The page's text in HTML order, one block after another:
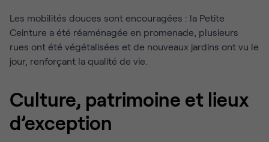
Les mobilités douces sont encouragées : la Petite
Ceinture a été réaménagée en promenade, plusieurs
rues ont été végétalisées et de nouveaux jardins ont vu le
jour, renforçant la qualité de vie.
Culture, patrimoine et lieux
d’exception